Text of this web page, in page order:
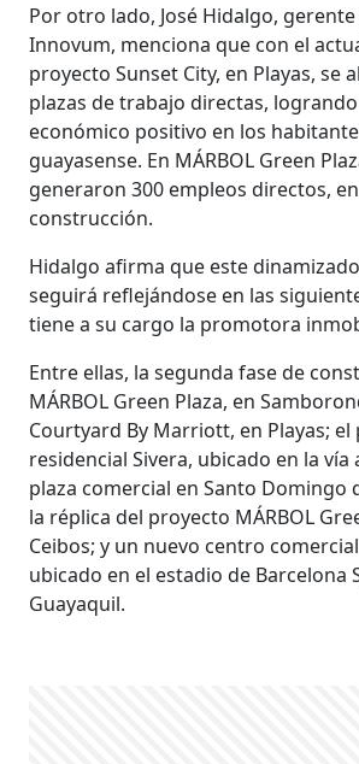
Por otro lado, José Hidalgo,
Innovum, menciona que con el
proyecto Sunset City, en Playas, se
plazas de trabajo directas,
económico positivo en los
guayasense. En MÁRBOL Green
generaron 300 empleos directos,
construcción.
Hidalgo afirma que este
seguirá reflejándose en las
tiene a su cargo la promotora
Entre ellas, la segunda fase de
MÁRBOL Green Plaza, en
Courtyard By Marriott, en Playas; el
residencial Sivera, ubicado en la vía
plaza comercial en Santo Domingo
la réplica del proyecto MÁRBOL
Ceibos; y un nuevo centro
ubicado en el estadio de Barcelona
Guayaquil.